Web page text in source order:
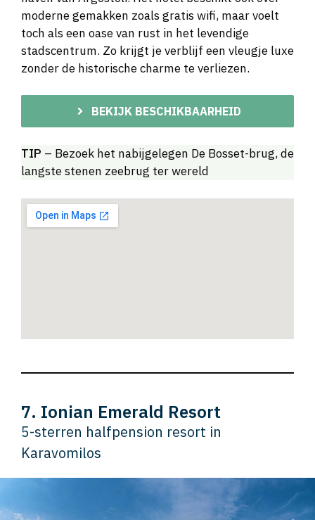
moderne gemakken zoals gratis wifi, maar voelt
toch als een oase van rust in het levendige
stadscentrum. Zo krijgt je verblijf een vleugje luxe
zonder de historische charme te verliezen.
BEKIJK BESCHIKBAARHEID
TIP – Bezoek het nabijgelegen De Bosset-brug, de
langste stenen zeebrug ter wereld
7. Ionian Emerald Resort
5-sterren halfpension resort in
Karavomilos